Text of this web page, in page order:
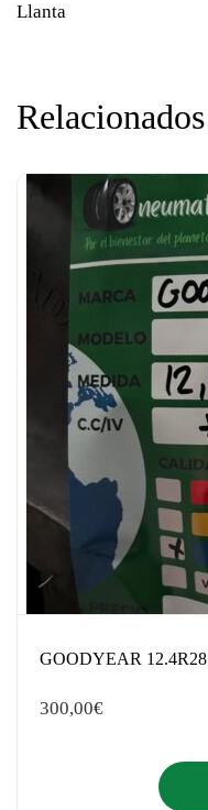
Llanta
Relacionados
GOODYEAR 12.4R28
300,00€